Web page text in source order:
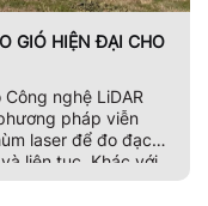
GIÓ HIỆN ĐẠI CHO
nghệ LiDAR
pháp viễn
laser để đo đạc
liên tục. Khác với
tháp đo với […]